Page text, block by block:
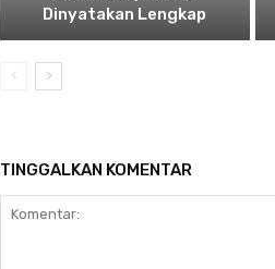
Dinyatakan Lengkap
TINGGALKAN KOMENTAR